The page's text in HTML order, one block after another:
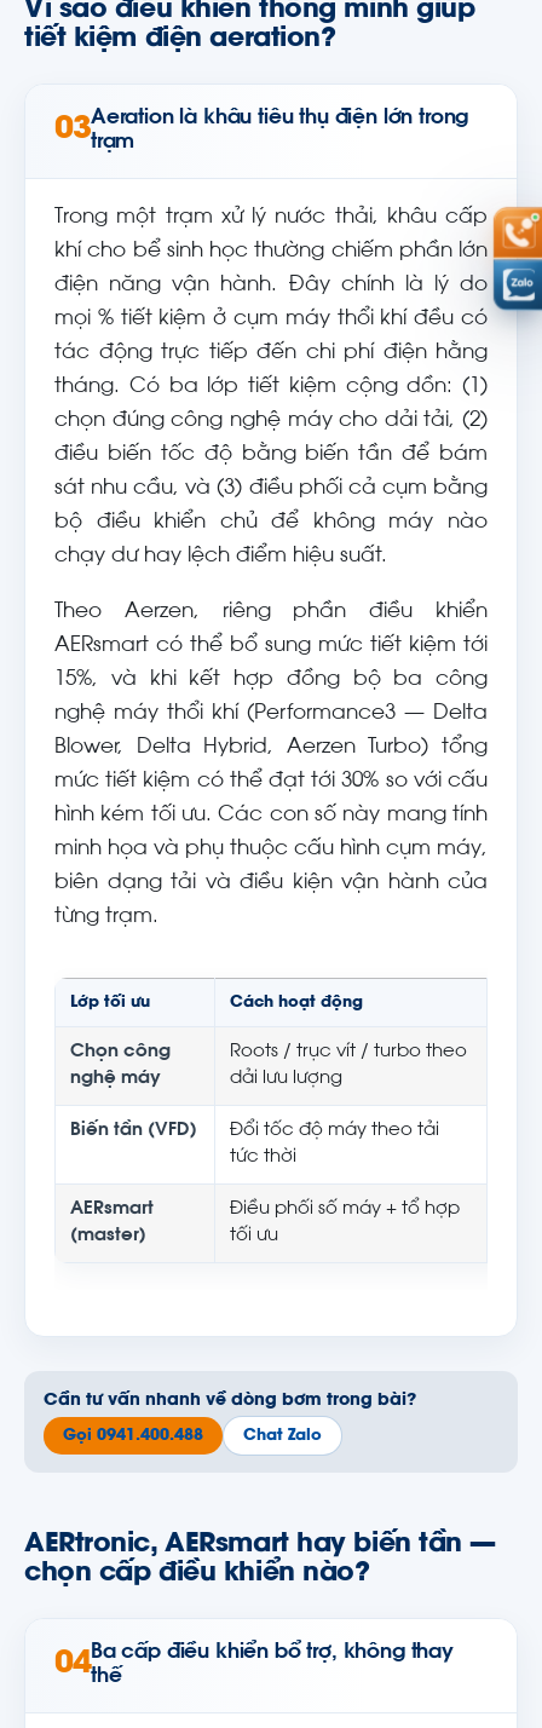
Vì sao điều khiển thông minh giúp
tiết kiệm điện aeration?
03Aeration là khâu tiêu thụ điện lớn trong
trạm
Trong một trạm xử lý nước thải, khâu cấp
khí cho bể sinh học thường chiếm phần lớn
điện năng vận hành. Đây chính là lý do
mọi % tiết kiệm ở cụm máy thổi khí đều có
tác động trực tiếp đến chi phí điện hằng
tháng. Có ba lớp tiết kiệm cộng dồn: (1)
chọn đúng công nghệ máy cho dải tải, (2)
điều biến tốc độ bằng biến tần để bám
sát nhu cầu, và (3) điều phối cả cụm bằng
bộ điều khiển chủ để không máy nào
chạy dư hay lệch điểm hiệu suất.
Theo Aerzen, riêng phần điều khiển
AERsmart có thể bổ sung mức tiết kiệm tới
15%, và khi kết hợp đồng bộ ba công
nghệ máy thổi khí (Performance3 — Delta
Blower, Delta Hybrid, Aerzen Turbo) tổng
mức tiết kiệm có thể đạt tới 30% so với cấu
hình kém tối ưu. Các con số này mang tính
minh họa và phụ thuộc cấu hình cụm máy,
biên dạng tải và điều kiện vận hành của
từng trạm.
Lớp tối ưu Cách hoạt động
Chọn công
nghệ máy
Roots / trục vít / turbo theo
dải lưu lượng
Biến tần (VFD)
Đổi tốc độ máy theo tải
tức thời
AERsmart
(master)
Điều phối số máy + tổ hợp
tối ưu
Cần tư vấn nhanh về dòng bơm trong bài?
Gọi 0941.400.488 Chat Zalo
AERtronic, AERsmart hay biến tần —
chọn cấp điều khiển nào?
04Ba cấp điều khiển bổ trợ, không thay
thế